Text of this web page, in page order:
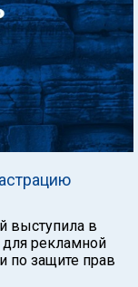
выступила в
для рекламной
по защите прав